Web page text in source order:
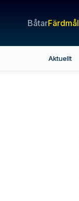
BåtarFärdmål
Aktuellt